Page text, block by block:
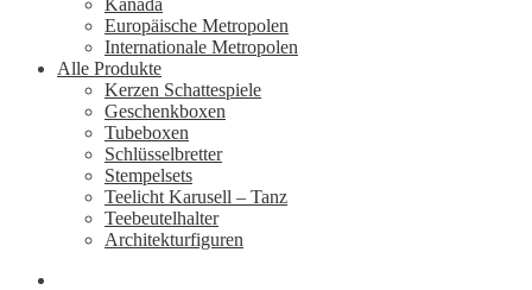
Kanada
Europäische Metropolen
Internationale Metropolen
Alle Produkte
Kerzen Schattespiele
Geschenkboxen
Tubeboxen
Schlüsselbretter
Stempelsets
Teelicht Karusell – Tanz
Teebeutelhalter
Architekturfiguren